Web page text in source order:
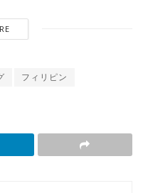
フィリピン